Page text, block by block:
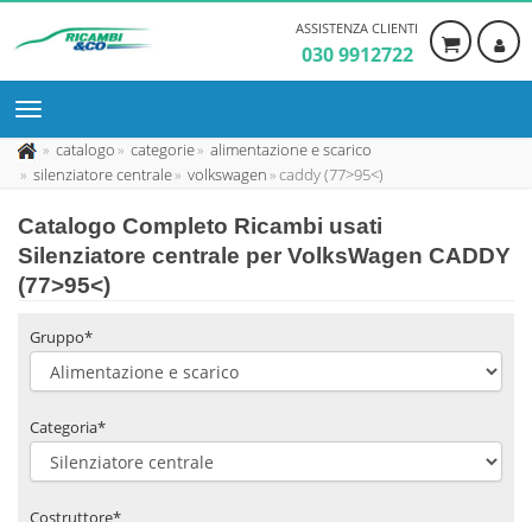
ASSISTENZA CLIENTI
030 9912722
catalogo categorie
alimentazione e scarico
silenziatore centrale
volkswagen caddy (77>95<)
Catalogo Completo Ricambi usati
Silenziatore centrale per VolksWagen CADDY
(77>95<)
Gruppo*
Categoria*
Costruttore*